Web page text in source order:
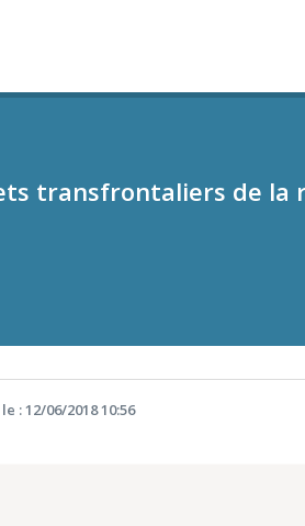
transfrontaliers de la
: 12/06/2018 10:56